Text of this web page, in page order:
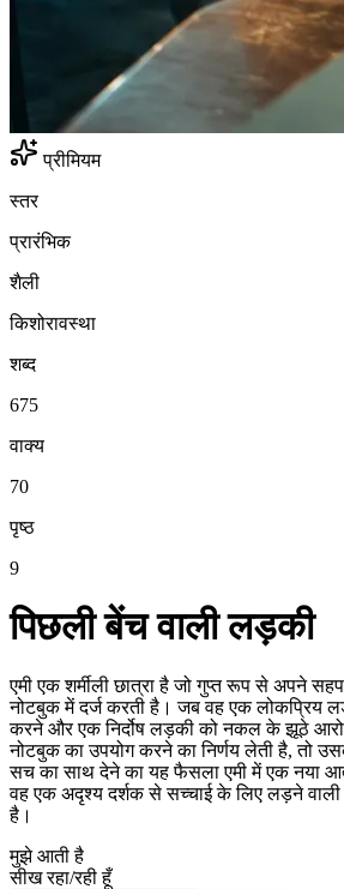
प्रीमियम
स्तर
प्रारंभिक
शैली
किशोरावस्था
शब्द
675
वाक्य
70
पृष्ठ
9
पिछली बेंच वाली लड़की
एमी एक शर्मीली छात्रा है जो गुप्त रूप से अपने
नोटबुक में दर्ज करती है। जब वह एक लोकप्रिय
करने और एक निर्दोष लड़की को नकल के झूठे
नोटबुक का उपयोग करने का निर्णय लेती है, तो
सच का साथ देने का यह फैसला एमी में एक नया
वह एक अदृश्य दर्शक से सच्चाई के लिए लड़ने वाली
है।
मुझे आती है
सीख रहा/रही हूँ